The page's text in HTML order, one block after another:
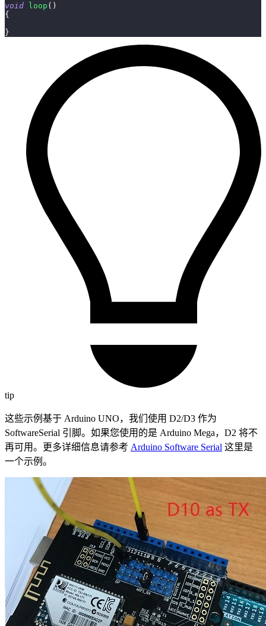
void
loop ( )
{
}
tip
这些示例基于 Arduino UNO，我们使用 D2/D3 作为
SoftwareSerial 引脚。如果您使用的是 Arduino Mega，D2 将不
再可用。更多详细信息请参考 Arduino Software Serial 这里是
一个示例。